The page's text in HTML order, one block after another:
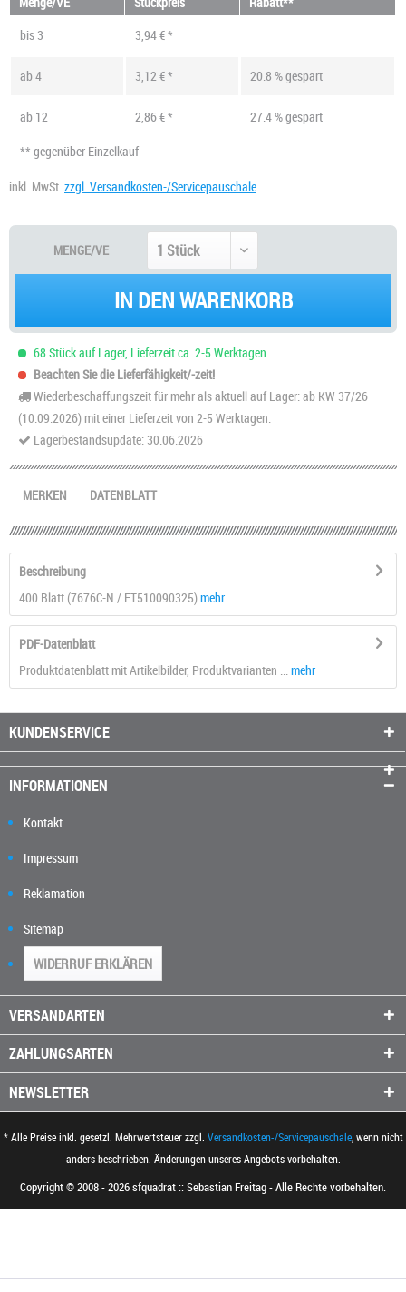
bis 3 3,94 € *
ab4 3,12 € * 20.8 % gespart
ab 12 2,86 € *
27.4 % gespart
** gegenüber Einzelkauf
inkl. MwSt. zzgl. Versandkosten-/Servicepauschale
MENGE/VE
IN DEN WARENKORB
68 Stück auf Lager, Lieferzeit ca. 2-5 Werktagen
Beachten Sie die Lieferfähigkeit/-zeit!
Wiederbeschaffungszeit für mehr als aktuell auf Lager: ab KW 37/26
(10.09.2026) mit einer Lieferzeit von 2-5 Werktagen.
Lagerbestandsupdate: 30.06.2026
DATENBLATT
MERKEN
Beschreibung
400 Blatt (7676C-N / FT510090325)mehr
PDF-Datenblatt
Produktdatenblatt mit Artikelbilder, Produktvarianten ... mehr
KUNDENSERVICE
INFORMATIONEN
Kontakt
Impressum
Reklamation
Sitemap
WIDERRUF ERKLÄREN
VERSANDARTEN
ZAHLUNGSARTEN
NEWSLETTER
* Alle Preise inkl. gesetzl. Mehrwertsteuer zzgl. Versandkosten-/Servicepauschale, wenn nicht
anders beschrieben. Änderungen unseres Angebots vorbehalten.
Copyright © 2008 - 2026 sfquadrat :: Sebastian Freitag - Alle Rechte vorbehalten.